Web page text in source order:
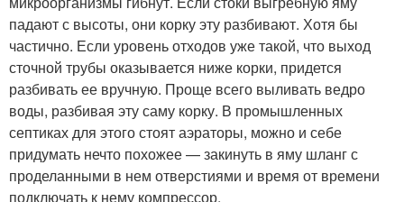
падают с высоты, они корку эту разбивают. Хотя бы
частично. Если уровень отходов уже такой, что выход
сточной трубы оказывается ниже корки, придется
разбивать ее вручную. Проще всего выливать ведро
воды, разбивая эту саму корку. В промышленных
септиках для этого стоят аэраторы, можно и себе
придумать нечто похожее — закинуть в яму шланг с
проделанными в нем отверстиями и время от времени
подключать к нему компрессор.